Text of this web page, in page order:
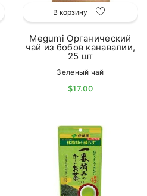
В корзину
Megumi Органический
чай из бобов канавалии,
25 шт
Зеленый чай
$17.00